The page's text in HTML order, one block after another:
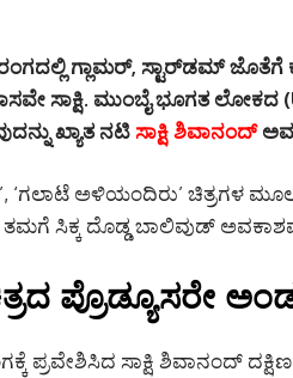
ಗ್ಲಾಮರ್, ಸ್ಟಾರ್‌ಡಮ್ ಜೊತೆಗೆ
ಸಾಕ್ಷಿ. ಮುಂಬೈ ಭೂಗತ ಲೋಕದ
ಖ್ಯಾತ ನಟಿಸಾಕ್ಷಿ ಶಿವಾನಂದ್
‘ಗಲಾಟೆ ಅಳಿಯಂದಿರು’ ಚಿತ್ರಗಳ
ಸಿಕ್ಕ ದೊಡ್ಡ ಬಾಲಿವುಡ್
ಪ್ರೊಡ್ಯೂಸರೇ
ಪ್ರವೇಶಿಸಿದ ಸಾಕ್ಷಿ ಶಿವಾನಂದ್